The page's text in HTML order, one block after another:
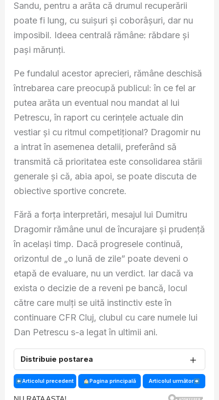
Sandu, pentru a arăta că drumul recuperării
poate fi lung, cu suișuri și coborâșuri, dar nu
imposibil. Ideea centrală rămâne: răbdare și
pași mărunți.
Pe fundalul acestor aprecieri, rămâne deschisă
întrebarea care preocupă publicul: în ce fel ar
putea arăta un eventual nou mandat al lui
Petrescu, în raport cu cerințele actuale din
vestiar și cu ritmul competițional? Dragomir nu
a intrat în asemenea detalii, preferând să
transmită că prioritatea este consolidarea stării
generale și că, abia apoi, se poate discuta de
obiective sportive concrete.
Fără a forța interpretări, mesajul lui Dumitru
Dragomir rămâne unul de încurajare și prudență
în același timp. Dacă progresele continuă,
orizontul de „o lună de zile” poate deveni o
etapă de evaluare, nu un verdict. Iar dacă va
exista o decizie de a reveni pe bancă, locul
către care mulți se uită instinctiv este în
continuare CFR Cluj, clubul cu care numele lui
Dan Petrescu s-a legat în ultimii ani.
Distribuie postarea ＋
Articolul precedent Pagina principală Articolul următor